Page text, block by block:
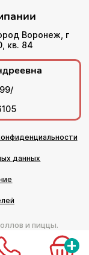
+
Воронеж, г
кв. 84
данных
и пиццы.